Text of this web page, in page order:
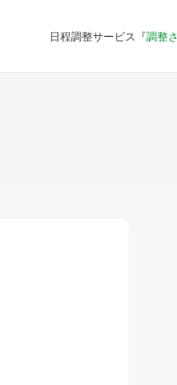
日程調整サービス『調整